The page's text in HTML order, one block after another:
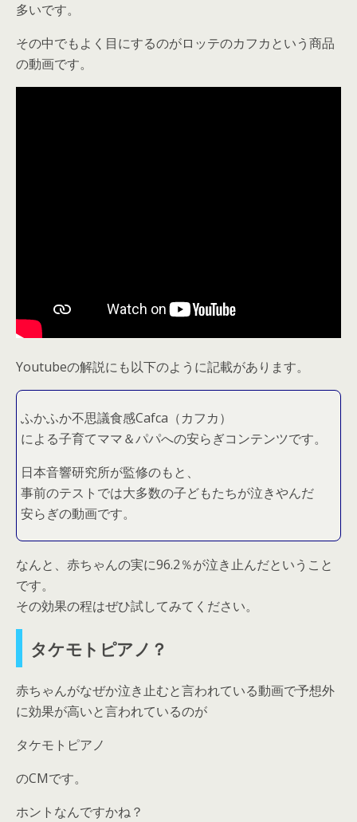
多いです。
その中でもよく目にするのがロッテのカフカという商品
の動画です。
Youtubeの解説にも以下のように記載があります。
ふかふか不思議食感Cafca（カフカ）
による子育てママ＆パパへの安らぎコンテンツです。
日本音響研究所が監修のもと、
事前のテストでは大多数の子どもたちが泣きやんだ
安らぎの動画です。
なんと、赤ちゃんの実に96.2％が泣き止んだということ
です。
その効果の程はぜひ試してみてください。
タケモトピアノ？
赤ちゃんがなぜか泣き止むと言われている動画で予想外
に効果が高いと言われているのが
タケモトピアノ
のCMです。
ホントなんですかね？